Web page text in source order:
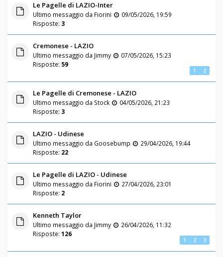
Le Pagelle di LAZIO-Inter
Ultimo messaggio da Fiorini
09/05/2026, 19:59
Risposte: 3
Cremonese - LAZIO
Ultimo messaggio da Jimmy
07/05/2026, 15:23
Risposte: 59
1 2
Le Pagelle di Cremonese - LAZIO
Ultimo messaggio da Stock
04/05/2026, 21:23
Risposte: 3
LAZIO - Udinese
Ultimo messaggio da Goosebump
29/04/2026, 19:44
Risposte: 22
Le Pagelle di LAZIO - Udinese
Ultimo messaggio da Fiorini
27/04/2026, 23:01
Risposte: 2
Kenneth Taylor
Ultimo messaggio da Jimmy
26/04/2026, 11:32
Risposte: 126
1 2 3